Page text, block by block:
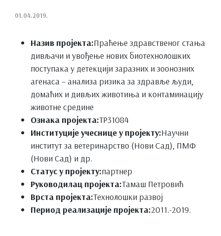
01.04.2019.
Назив пројекта:Праћење здравственог стања
дивљачи и увођење нових биотехнолошких
поступака у детекцији заразних и зоонозних
агенаса – анализа ризика за здравље људи,
домаћих и дивљих животиња и контаминацију
животне средине
Ознака пројекта:ТР31084
Институције учеснице у пројекту:Научни
институт за ветеринарство (Нови Сад), ПМФ
(Нови Сад) и др.
Статус у пројекту:партнер
Руководилац пројекта:Тамаш Петровић
Врста пројекта:Технолошки развој
Период реализације пројекта:2011.-2019.